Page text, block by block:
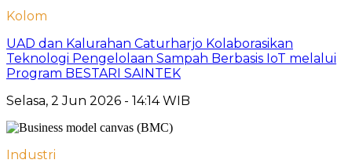
Kolom
UAD dan Kalurahan Caturharjo Kolaborasikan
Teknologi Pengelolaan Sampah Berbasis IoT melalui
Program BESTARI SAINTEK
Selasa, 2 Jun 2026 - 14:14 WIB
Industri